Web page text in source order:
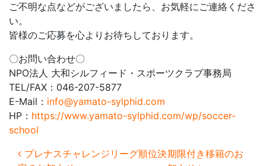
ご不明な点などがございましたら、お気軽にご連絡くださ
い。
皆様のご応募を心よりお待ちしております。
〇お問い合わせ〇
NPO法人 大和シルフィード・スポーツクラブ事務局
TEL/FAX：046-207-5877
E-Mail： info@yamato-sylphid.com
HP： https://www.yamato-sylphid.com/wp/soccer-
school
投稿ナビゲーション
プレナスチャレンジリーグ順位決期限付き移籍のお